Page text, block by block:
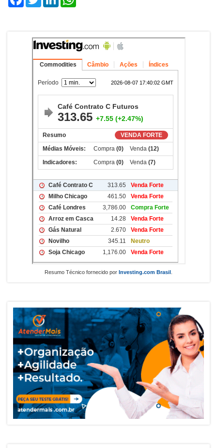
Resumo Técnico fornecido por Investing.com Brasil